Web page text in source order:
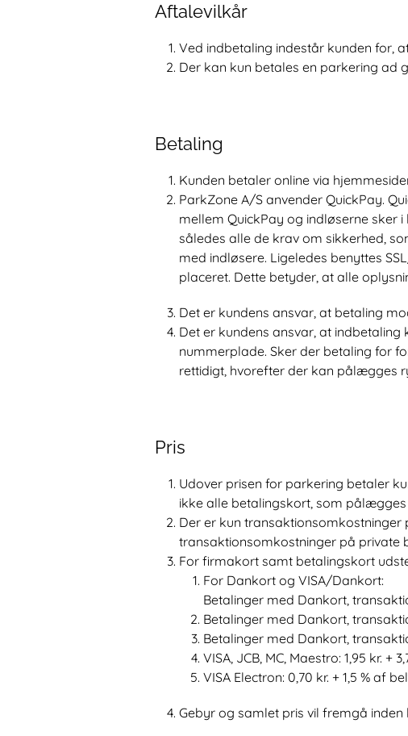
Aftalevilkår
Ved indbetaling indestår kunden for,
Der kan kun betales en parkering ad
Betaling
Kunden betaler online via
ParkZone A/S anvender QuickPay.
mellem QuickPay og indløserne sker
således alle de krav om sikkerhed,
med indløsere. Ligeledes benyttes
placeret. Dette betyder, at alle
Det er kundens ansvar, at betaling
Det er kundens ansvar, at
nummerplade. Sker der betaling for
rettidigt, hvorefter der kan pålægges
Pris
Udover prisen for parkering betaler
ikke alle betalingskort, som
Der er kun
transaktionsomkostninger på private
For firmakort samt betalingskort
For Dankort og VISA/Dankort:
Betalinger med Dankort,
Betalinger med Dankort,
Betalinger med Dankort,
VISA, JCB, MC, Maestro: 1,95 kr. +
VISA Electron: 0,70 kr. + 1,5 % af
Gebyr og samlet pris vil fremgå